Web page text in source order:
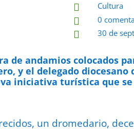
 Cultura
 0
 30 de
de andamios colocados
y el delegado diocesano
iniciativa turística que
un dromedario,